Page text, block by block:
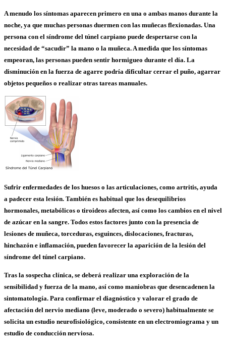
A menudo los síntomas aparecen primero en una o ambas manos durante la
noche, ya que muchas personas duermen con las muñecas flexionadas. Una
persona con el síndrome del túnel carpiano puede despertarse con la
necesidad de “sacudir” la mano o la muñeca. A medida que los síntomas
empeoran, las personas pueden sentir hormigueo durante el día. La
disminución en la fuerza de agarre podría dificultar cerrar el puño, agarrar
objetos pequeños o realizar otras tareas manuales.
Sufrir enfermedades de los huesos o las articulaciones, como artritis, ayuda
a padecer esta lesión. También es habitual que los desequilibrios
hormonales, metabólicos o tiroideos afecten, así como los cambios en el nivel
de azúcar en la sangre. Todos estos factores junto con la presencia de
lesiones de muñeca, torceduras, esguinces, dislocaciones, fracturas,
hinchazón e inflamación, pueden favorecer la aparición de la lesión del
síndrome del túnel carpiano.
Tras la sospecha clínica, se deberá realizar una exploración de la
sensibilidad y fuerza de la mano, así como maniobras que desencadenen la
sintomatología. Para confirmar el diagnóstico y valorar el grado de
afectación del nervio mediano (leve, moderado o severo) habitualmente se
solicita un estudio neurofisiológico, consistente en un electromiograma y un
estudio de conducción nerviosa.